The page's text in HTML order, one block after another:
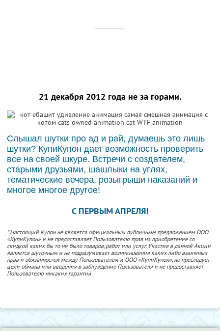
21 декабря 2012 года не за горами.
Слышал шутки про ад и рай, думаешь это лишь
шутки? КупиКупон дает возможность проверить
все на своей шкуре. Встречи с создателем,
старыми друзьями, шашлыки на углях,
тематические вечера, розыгрыши наказаний и
многое многое другое!
C ПЕРВЫМ АПРЕЛЯ!
* Настоящий Купон не является официальным публичным предложением ООО
«КупиКупон» и не предоставляет Пользователю прав на приобретение со
скидкой каких бы то ни было товаров, работ или услуг. Участие в данной Акции
является шуточным и не подразумевает возникновения каких-либо взаимных
прав и обязанностей между Пользователем и ООО «КупиКупон», не преследует
цели обмана или введения в заблуждение Пользователя и не предоставляет
Пользователю никаких гарантий.